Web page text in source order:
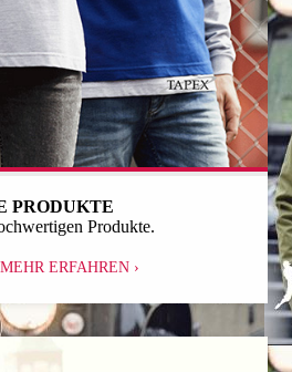
PRODUKTE
Produkte.
ERFAHREN ›